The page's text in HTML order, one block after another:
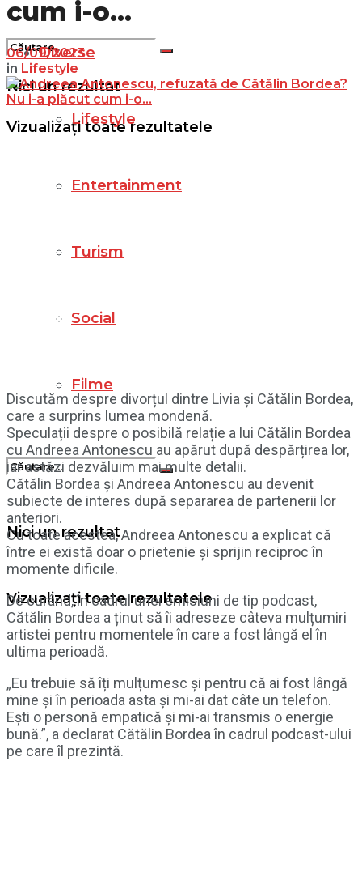
Nici un rezultat
Vizualizați toate rezultatele
Diverse
Lifestyle
Entertainment
Turism
Social
Filme
Nici un rezultat
Vizualizați toate rezultatele
cum i-o…
06/09/2023
in Lifestyle
Discutăm despre divorțul dintre Livia și Cătălin Bordea,
care a surprins lumea mondenă.
Speculații despre o posibilă relație a lui Cătălin Bordea
cu Andreea Antonescu au apărut după despărțirea lor,
iar astăzi dezvăluim mai multe detalii.
Cătălin Bordea și Andreea Antonescu au devenit
subiecte de interes după separarea de partenerii lor
anteriori.
Cu toate acestea, Andreea Antonescu a explicat că
între ei există doar o prietenie și sprijin reciproc în
momente dificile.
De curând, în cadrul unei emisiuni de tip podcast,
Cătălin Bordea a ținut să îi adreseze câteva mulțumiri
artistei pentru momentele în care a fost lângă el în
ultima perioadă.
„Eu trebuie să îți mulțumesc și pentru că ai fost lângă
mine și în perioada asta și mi-ai dat câte un telefon.
Ești o personă empatică și mi-ai transmis o energie
bună.”, a declarat Cătălin Bordea în cadrul podcast-ului
pe care îl prezintă.